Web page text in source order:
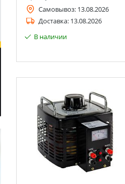
Самовывоз: 13.08.2026
Доставка: 13.08.2026
В наличии